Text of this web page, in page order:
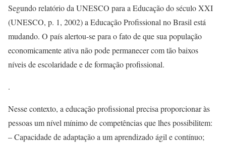
Segundo relatório da UNESCO para a Educação do século XXI
(UNESCO, p. 1, 2002) a Educação Profissional no Brasil está
mudando. O país alertou-se para o fato de que sua população
economicamente ativa não pode permanecer com tão baixos
níveis de escolaridade e de formação profissional.
.
Nesse contexto, a educação profissional precisa proporcionar às
pessoas um nível mínimo de competências que lhes possibilitem:
– Capacidade de adaptação a um aprendizado ágil e contínuo;